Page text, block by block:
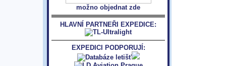
možno objednat zde
HLAVNÍ PARTNEŘI EXPEDICE:
EXPEDICI PODPORUJÍ: